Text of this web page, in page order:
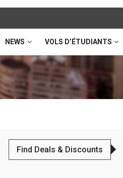
NEWS VOLS D’ÉTUDIANTS
Find Deals & Discounts